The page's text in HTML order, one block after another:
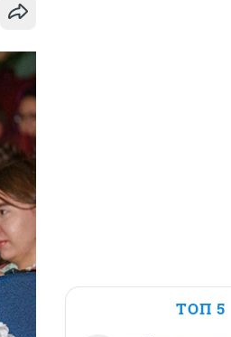
ТОП 5